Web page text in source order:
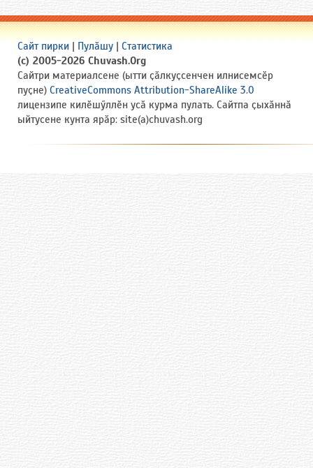
Сайт пирки | Пулӑшу | Статистика
(c) 2005-2026 Chuvash.Org
Сайтри материалсене (ытти ҫӑлкуҫсенчен илнисемсӗр
пуҫне) CreativeCommons Attribution-ShareAlike 3.0
лицензипе килӗшӳллӗн усӑ курма пулать. Сайтпа ҫыхӑннӑ
ыйтусене кунта ярӑр: site(a)chuvash.org